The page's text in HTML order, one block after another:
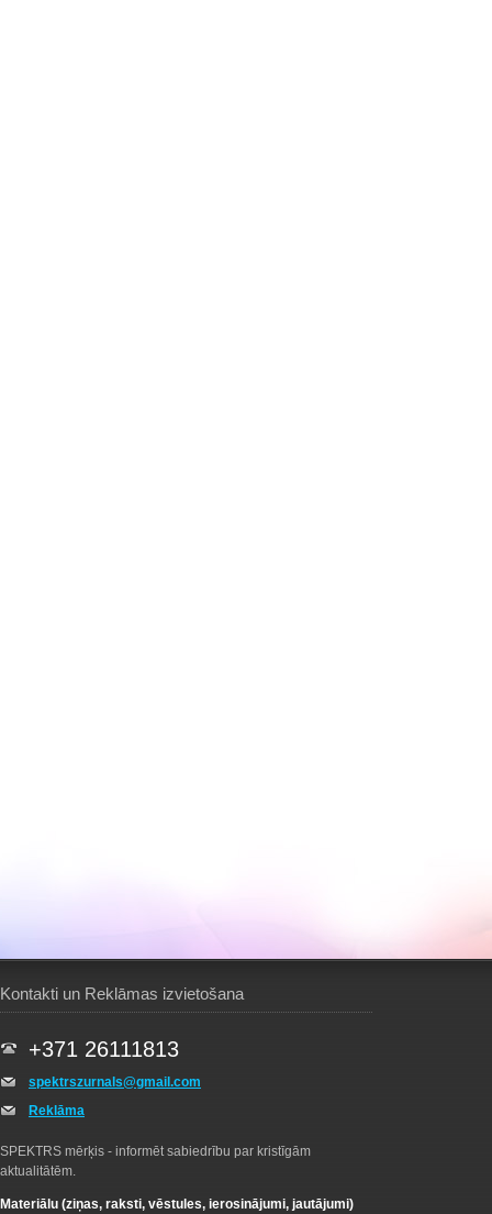
Kontakti un Reklāmas izvietošana
+371 26111813
spektrszurnals@gmail.com
Reklāma
SPEKTRS mērķis - informēt sabiedrību par kristīgām
aktualitātēm.
Materiālu (ziņas, raksti, vēstules, ierosinājumi, jautājumi)